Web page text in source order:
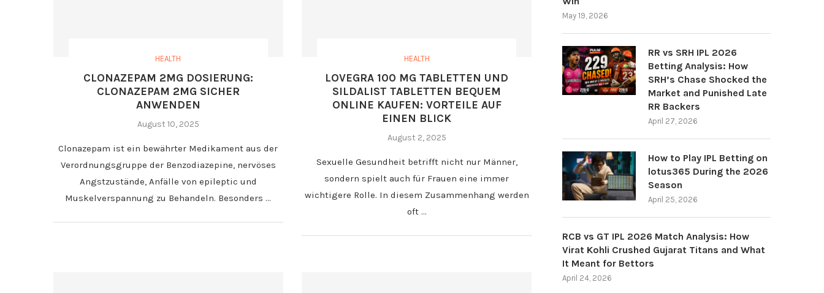
HEALTH
CLONAZEPAM 2MG DOSIERUNG:
CLONAZEPAM 2MG SICHER
ANWENDEN
August 10, 2025
Clonazepam ist ein bewährter Medikament aus der
Verordnungsgruppe der Benzodiazepine, nervöses
Angstzustände, Anfälle von epileptic und
Muskelverspannung zu Behandeln. Besonders …
HEALTH
LOVEGRA 100 MG TABLETTEN UND
SILDALIST TABLETTEN BEQUEM
ONLINE KAUFEN: VORTEILE AUF
EINEN BLICK
August 2, 2025
Sexuelle Gesundheit betrifft nicht nur Männer,
sondern spielt auch für Frauen eine immer
wichtigere Rolle. In diesem Zusammenhang werden
oft …
May 19, 2026
RR vs SRH IPL 2026
Betting Analysis: How
SRH’s Chase Shocked the
Market and Punished Late
RR Backers
April 27, 2026
How to Play IPL Betting on
lotus365 During the 2026
Season
April 25, 2026
RCB vs GT IPL 2026 Match Analysis: How
Virat Kohli Crushed Gujarat Titans and What
It Meant for Bettors
April 24, 2026